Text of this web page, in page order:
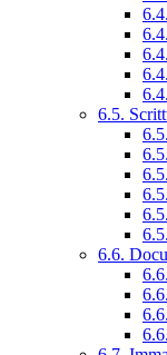
6.5.
6.6.